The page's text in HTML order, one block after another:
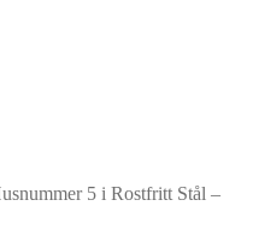
5 i Rostfritt Stål –